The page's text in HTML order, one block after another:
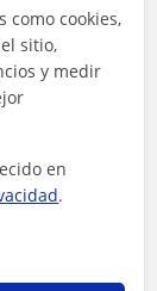
12€/h
como cookies,
sitio,
y medir
en
.